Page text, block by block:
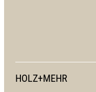
HOLZ+MEHR